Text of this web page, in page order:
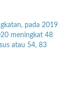
pada 2019
meningkat 48
atau 54, 83